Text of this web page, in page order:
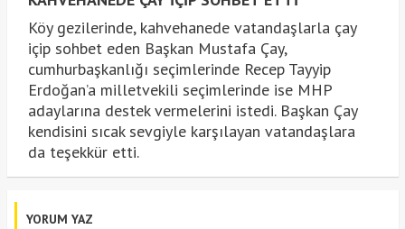
Köy gezilerinde, kahvehanede vatandaşlarla çay
içip sohbet eden Başkan Mustafa Çay,
cumhurbaşkanlığı seçimlerinde Recep Tayyip
Erdoğan’a milletvekili seçimlerinde ise MHP
adaylarına destek vermelerini istedi. Başkan Çay
kendisini sıcak sevgiyle karşılayan vatandaşlara
da teşekkür etti.
YORUM YAZ